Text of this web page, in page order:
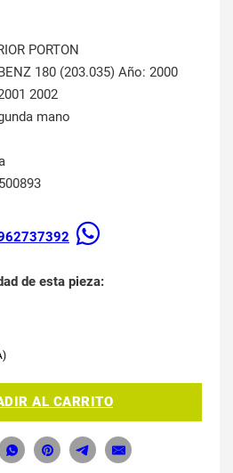
PORTON
180 (203.035) Año: 2000
2002
mano
de esta pieza:
AL CARRITO